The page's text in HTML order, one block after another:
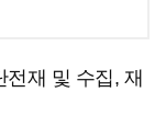
재 및 수집, 재